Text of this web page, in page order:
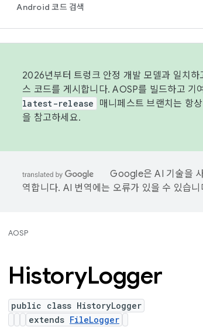
Android 코드 검색
2026년부터 트렁크 안정 개발 모델과 일치
스 코드를 게시합니다. AOSP를 빌드하고 기
latest-release
매니페스트 브랜치는 항
을 참고하세요.
Google은 AI 기술을
역합니다. AI 번역에는 오류가 있을 수 있습니
AOSP
HistoryLogger
public class HistoryLogger
extends FileLogger